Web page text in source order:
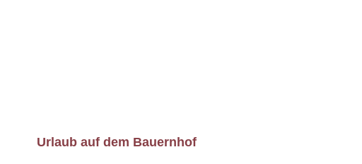
Urlaub auf dem Bauernhof